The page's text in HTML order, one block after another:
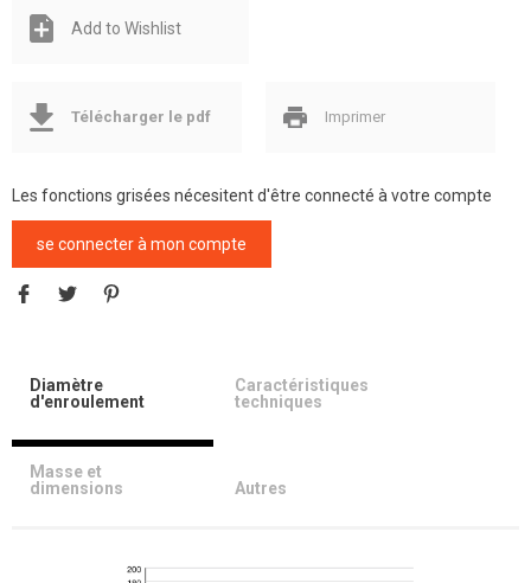
Add to Wishlist
Télécharger le pdf Imprimer
Les fonctions grisées nécesitent d'être connecté à votre compte
se connecter à mon compte
Diamètre
d'enroulement
Caractéristiques
techniques
Masse et
dimensions
Autres